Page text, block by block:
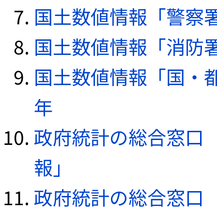
国土数値情報「警察
国土数値情報「消防
国土数値情報「国・
年
政府統計の総合窓口
報」
政府統計の総合窓口